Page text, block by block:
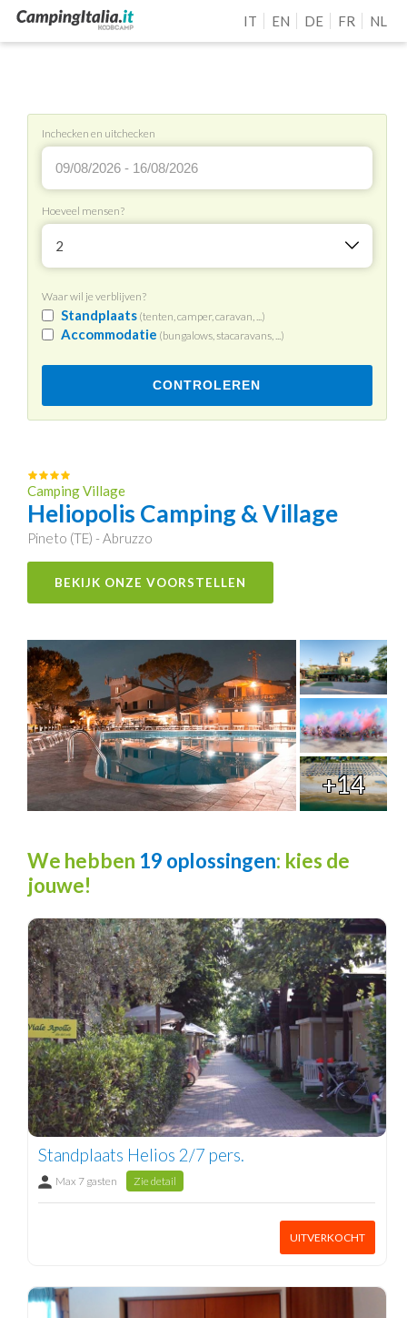
IT EN DE FR NL
Inchecken en uitchecken
Hoeveel mensen?
2
Waar wil je verblijven?
Standplaats(tenten, camper, caravan, ...)
Accommodatie (bungalows, stacaravans, ...)
CONTROLEREN
Camping Village
Heliopolis Camping & Village
Pineto (TE) - Abruzzo
BEKIJK ONZE VOORSTELLEN
+14
We hebben 19 oplossingen: kies de
jouwe!
Standplaats Helios 2/7 pers.
Max 7 gasten Zie detail
UITVERKOCHT